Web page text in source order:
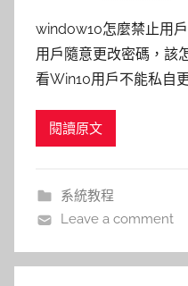
window10怎麼禁止用
用戶隨意更改密碼，該
看Win10用戶不能私自
閱讀原文
系統教程
Leave a comment